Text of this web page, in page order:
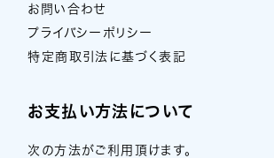
お問い合わせ
プライバシーポリシー
特定商取引法に基づく表記
お支払い方法について
次の方法がご利用頂けます。